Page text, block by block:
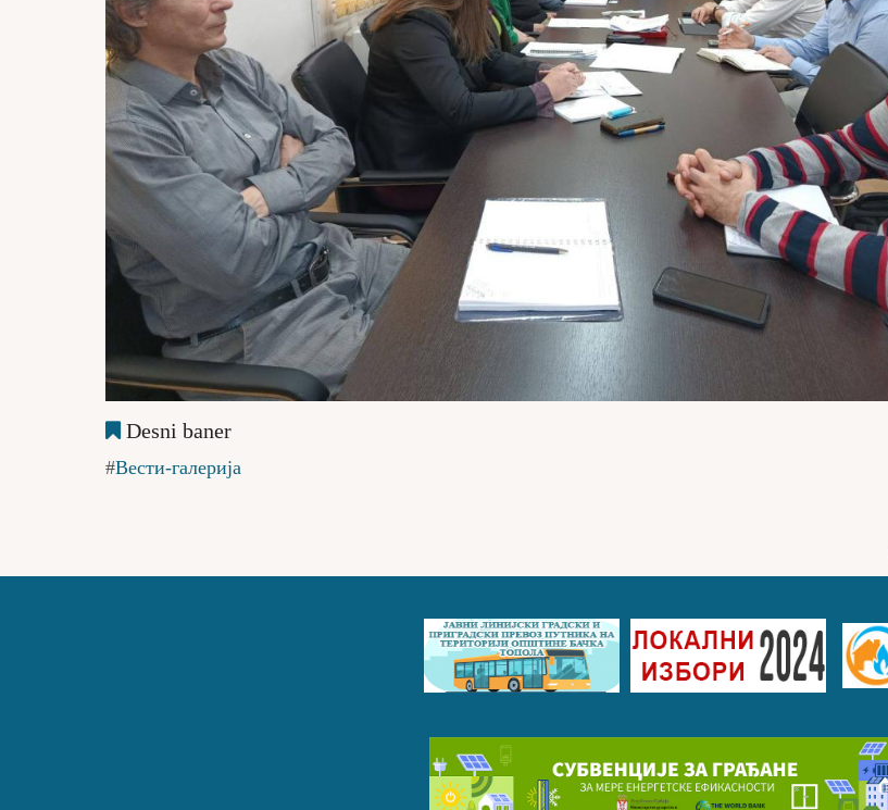
Desni baner
Вести-галерија